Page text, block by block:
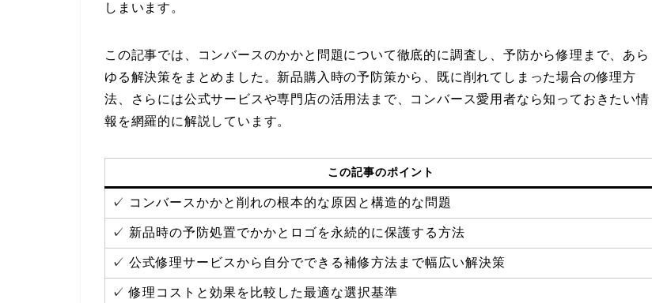
しまいます。
この記事では、コンバースのかかと問題について徹底的に調査し、予防から修理まで、あら
ゆる解決策をまとめました。新品購入時の予防策から、既に削れてしまった場合の修理方
法、さらには公式サービスや専門店の活用法まで、コンバース愛用者なら知っておきたい情
報を網羅的に解説しています。
この記事のポイント
✓ コンバースかかと削れの根本的な原因と構造的な問題
✓ 新品時の予防処置でかかとロゴを永続的に保護する方法
✓ 公式修理サービスから自分でできる補修方法まで幅広い解決策
✓ 修理コストと効果を比較した最適な選択基準